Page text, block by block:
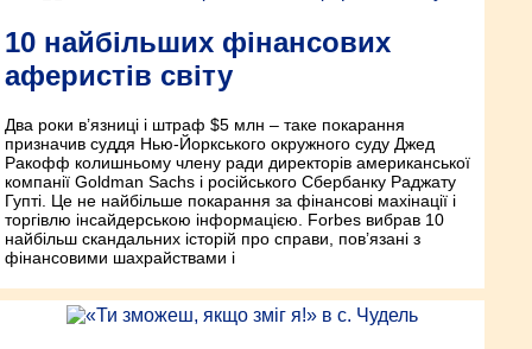
10 найбільших фінансових
аферистів світу
Два роки в’язниці і штраф $5 млн – таке покарання
призначив суддя Нью-Йоркського окружного суду Джед
Ракофф колишньому члену ради директорів американської
компанії Goldman Sachs і російського Сбербанку Раджату
Гупті. Це не найбільше покарання за фінансові махінації і
торгівлю інсайдерською інформацією. Forbes вибрав 10
найбільш скандальних історій про справи, пов’язані з
фінансовими шахрайствами і